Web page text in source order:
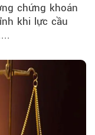
chứng khoán
khi lực cầu